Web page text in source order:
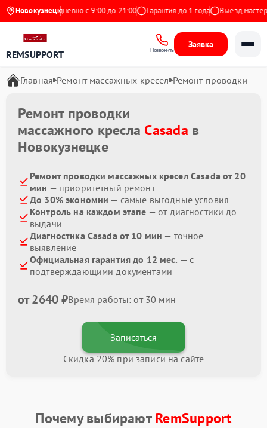
Новокузнецк
Ежедневно с 9:00 до 21:00 Гарантия до 1 года Выезд мастера
REMSUPPORT Позвонить
Заявка
Главная Ремонт массажных кресел Ремонт проводки
Ремонт проводки
массажного кресла Casada в
Новокузнецке
Ремонт проводки массажных кресел Casada от 20
мин — приоритетный ремонт
До 30% экономии — самые выгодные условия
Контроль на каждом этапе — от диагностики до
выдачи
Диагностика Casada от 10 мин — точное
выявление
Официальная гарантия до 12 мес. — с
подтверждающими документами
от 2640 ₽Время работы: от 30 мин
Записаться
Скидка 20% при записи на сайте
Почему выбираютRemSupport